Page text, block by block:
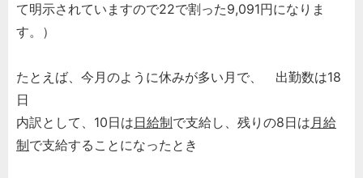
て明示されていますので22で割った9,091円になりま
す。）
たとえば、今月のように休みが多い月で、 出勤数は18
日
内訳として、10日は日給制で支給し、残りの8日は月給
制で支給することになったとき